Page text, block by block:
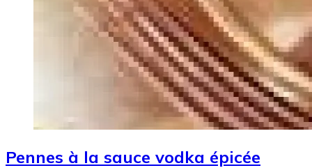
Pennes à la sauce vodka épicée